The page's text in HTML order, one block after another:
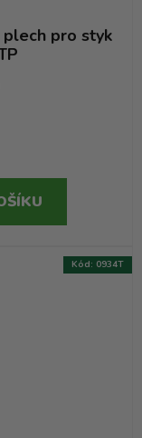
pro styk
Kód: 0934T